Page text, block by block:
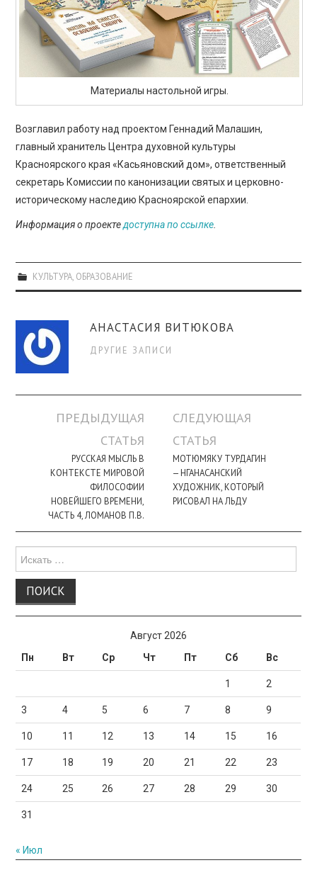
Материалы настольной игры.
Возглавил работу над проектом Геннадий Малашин,
главный хранитель Центра духовной культуры
Красноярского края «Касьяновский дом», ответственный
секретарь Комиссии по канонизации святых и церковно-
историческому наследию Красноярской епархии.
Информация о проектедоступна по ссылке.
КУЛЬТУРА, ОБРАЗОВАНИЕ
АНАСТАСИЯ ВИТЮКОВА
ДРУГИЕ ЗАПИСИ
Навигация
ПРЕДЫДУЩАЯ
СТАТЬЯ
РУССКАЯ МЫСЛЬ В
КОНТЕКСТЕ МИРОВОЙ
ФИЛОСОФИИ
НОВЕЙШЕГО ВРЕМЕНИ,
ЧАСТЬ 4, ЛОМАНОВ П.В.
СЛЕДУЮЩАЯ
СТАТЬЯ
МОТЮМЯКУ ТУРДАГИН
— НГАНАСАНСКИЙ
ХУДОЖНИК, КОТОРЫЙ
РИСОВАЛ НА ЛЬДУ
для:
Август 2026
Пн
Вт Ср Чт Пт Сб Вс
1 2
3 4 5 6 7 8 9
10 11 12 13 14 15 16
17 18 19 20 21 22 23
24 25 26 27 28 29 30
31
« Июл